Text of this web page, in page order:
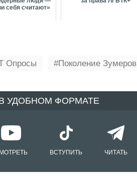
себя считают»
Опросы Поколение Зумеров
В УДОБНОМ ФОРМАТЕ
ВСТУПИТЬ ЧИТАТЬ